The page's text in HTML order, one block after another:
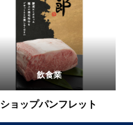
飲食業
ショップパンフレット